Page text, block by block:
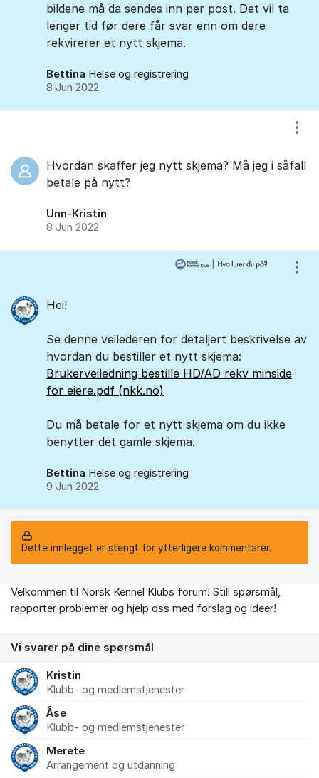
bildene må da sendes inn per post. Det vil ta
lenger tid før dere får svar enn om dere
rekvirerer et nytt skjema.
Bettina Helse og registrering
8 Jun 2022
Hvordan skaffer jeg nytt skjema? Må jeg i såfall
betale på nytt?
Unn-Kristin
8 Jun 2022
Vis/
Hei!
Se denne veilederen for detaljert beskrivelse av
hvordan du bestiller et nytt skjema:
Brukerveiledning bestille HD/AD rekv minside
for eiere.pdf (nkk.no)
Du må betale for et nytt skjema om du ikke
benytter det gamle skjema.
Bettina Helse og registrering
9 Jun 2022
Vis/
Dette innlegget er stengt for ytterligere kommentarer.
Om forumet
Velkommen til Norsk Kennel Klubs forum! Still spørsmål,
rapporter problemer og hjelp oss med forslag og ideer!
Vi svarer på dine spørsmål
Kristin
Klubb- og medlemstjenester
Åse
Klubb- og medlemstjenester
Merete
Arrangement og utdanning